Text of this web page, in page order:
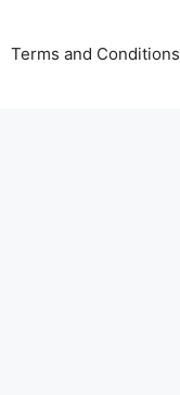
Terms and Conditions